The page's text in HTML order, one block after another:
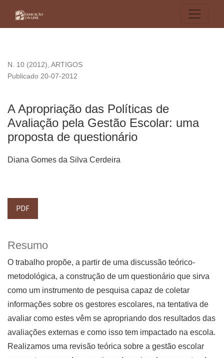
N. 10 (2012), ARTIGOS
A Apropriação das Políticas de
Avaliação pela Gestão Escolar: uma
proposta de questionário
Publicado 20-07-2012
Diana Gomes da Silva Cerdeira
PDF
Resumo
O trabalho propõe, a partir de uma discussão teórico-
metodológica, a construção de um questionário que sirva
como um instrumento de pesquisa capaz de coletar
informações sobre os gestores escolares, na tentativa de
avaliar como estes vêm se apropriando dos resultados das
avaliações externas e como isso tem impactado na escola.
Realizamos uma revisão teórica sobre a gestão escolar